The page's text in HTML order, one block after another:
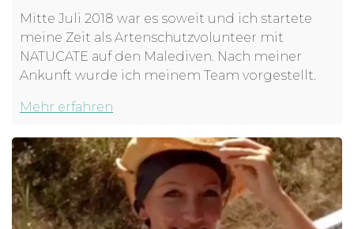
Mitte Juli 2018 war es soweit und ich startete
meine Zeit als Artenschutzvolunteer mit
NATUCATE auf den Malediven. Nach meiner
Ankunft wurde ich meinem Team vorgestellt.
Mehr erfahren